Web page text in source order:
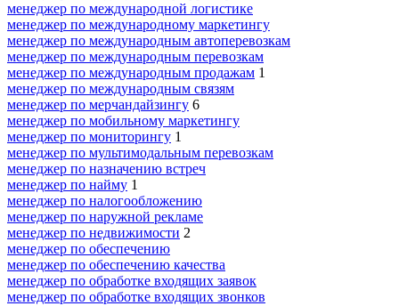
менеджер по международной логистике
менеджер по международному маркетингу
менеджер по международным автоперевозкам
менеджер по международным перевозкам
менеджер по международным продажам 1
менеджер по международным связям
менеджер по мерчандайзингу 6
менеджер по мобильному маркетингу
менеджер по мониторингу 1
менеджер по мультимодальным перевозкам
менеджер по назначению встреч
менеджер по найму 1
менеджер по налогообложению
менеджер по наружной рекламе
менеджер по недвижимости 2
менеджер по обеспечению
менеджер по обеспечению качества
менеджер по обработке входящих заявок
менеджер по обработке входящих звонков